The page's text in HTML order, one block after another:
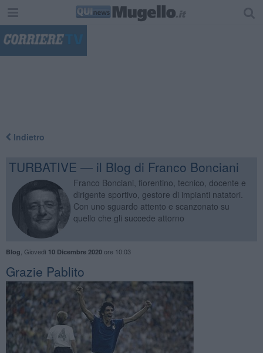
Indietro
TURBATIVE — il Blog di Franco Bonciani
Franco Bonciani, fiorentino, tecnico, docente e
dirigente sportivo, gestore di impianti natatori.
Con uno sguardo attento e scanzonato su
quello che gli succede attorno
Blog Giovedì 10 Dicembre 2020ore 10:03
Grazie Pablito